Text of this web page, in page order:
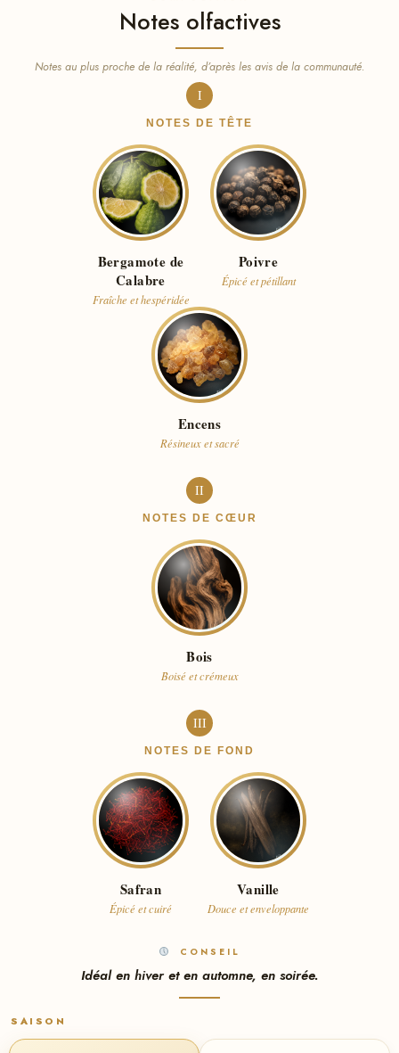
Notes olfactives
Notes au plus proche de la réalité, d’après les avis de la communauté.
I
NOTES DE TÊTE
Bergamote de
Calabre
Fraîche et hespéridée
Poivre
Épicé et pétillant
Encens
Résineux et sacré
II
NOTES DE CŒUR
Bois
Boisé et crémeux
III
NOTES DE FOND
Safran
Épicé et cuiré
Vanille
Douce et enveloppante
CONSEIL
Idéal en hiver et en automne, en soirée.
SAISON